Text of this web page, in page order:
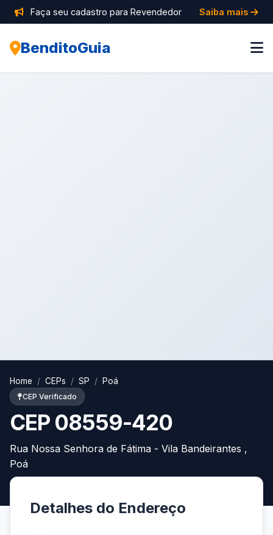
Faça seu cadastro para Revendedor Saiba mais
BenditoGuia
Home CEPs SP Poá
CEP Verificado
CEP 08559-420
Rua Nossa Senhora de Fátima - Vila Bandeirantes ,
Poá
Detalhes do Endereço